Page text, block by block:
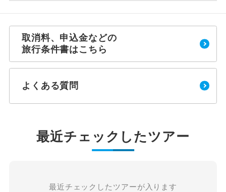
取消料、申込金などの
旅行条件書はこちら
よくある質問
最近チェックしたツアー
最近チェックしたツアーが入ります